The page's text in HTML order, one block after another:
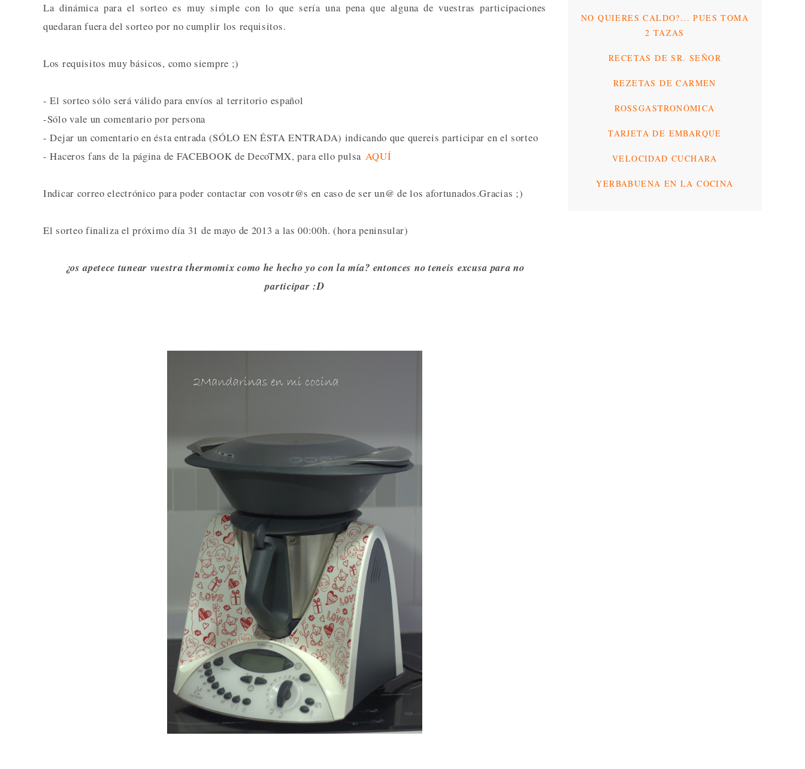
La dinámica para el sorteo es muy simple con lo que sería una pena que alguna de vuestras participaciones
quedaran fuera del sorteo por no cumplir los requisitos.
Los requisitos muy básicos, como siempre ;)
- El sorteo sólo será válido para envíos al territorio español
-Sólo vale un comentario por persona
- Dejar un comentario en ésta entrada (SÓLO EN ÉSTA ENTRADA) indicando que quereis participar en el sorteo
- Haceros fans de la página de FACEBOOK de DecoTMX, para ello pulsa AQUÍ
Indicar correo electrónico para poder contactar con vosotr@s en caso de ser un@ de los afortunados.Gracias ;)
El sorteo finaliza el próximo día 31 de mayo de 2013 a las 00:00h. (hora peninsular)
¿os apetece tunear vuestra thermomix como he hecho yo con la mía? entonces no teneis excusa para no
participar :D
NO QUIERES CALDO?... PUES TOMA
2 TAZAS
RECETAS DE SR. SEÑOR
REZETAS DE CARMEN
ROSSGASTRONÓMICA
TARJETA DE EMBARQUE
VELOCIDAD CUCHARA
YERBABUENA EN LA COCINA